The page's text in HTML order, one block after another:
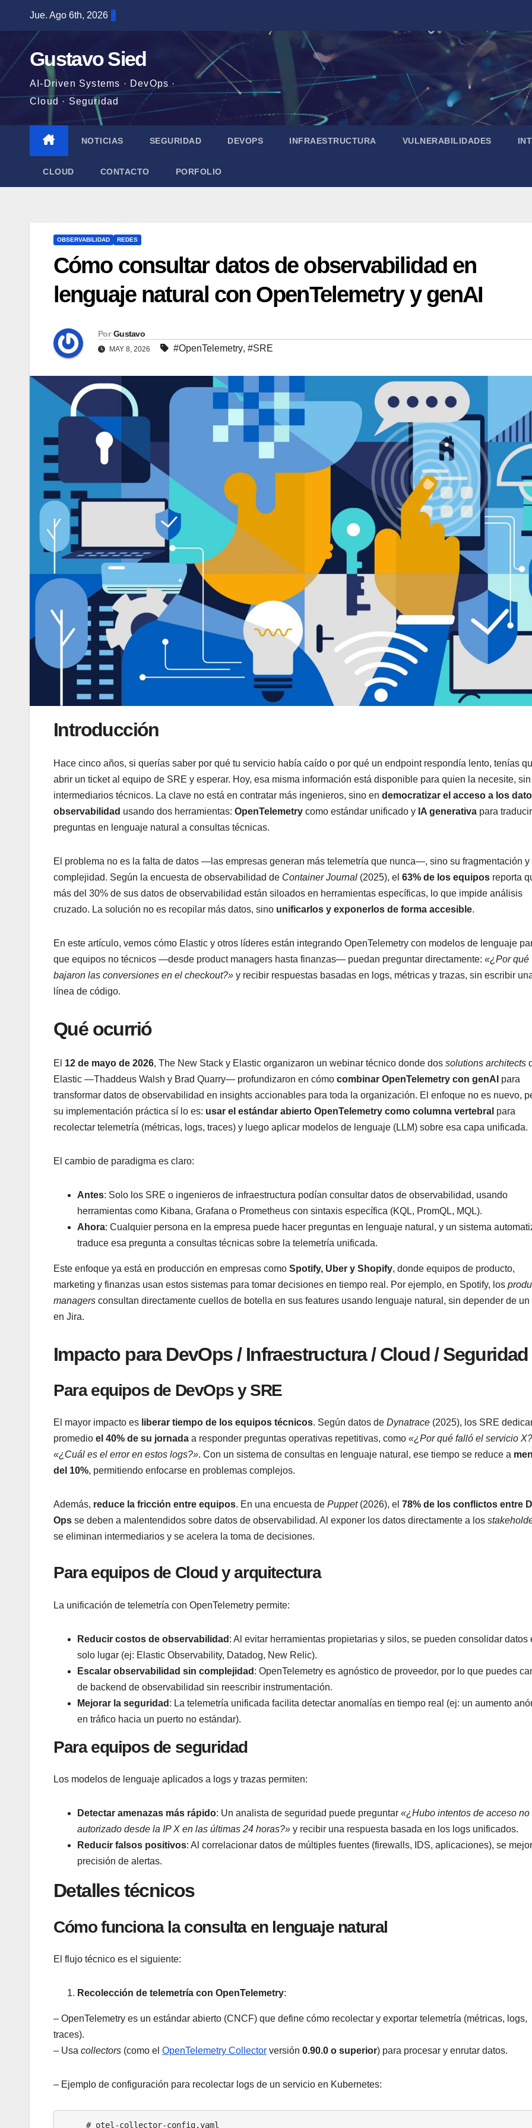
contenido
Jue. Ago 6th, 2026
Gustavo Sied
AI-Driven Systems · DevOps ·
Cloud · Seguridad
NOTICIAS SEGURIDAD DEVOPS INFRAESTRUCTURA VULNERABILIDADES
CLOUD CONTACTO PORFOLIO
OBSERVABILIDAD REDES
Cómo consultar datos de observabilidad en
lenguaje natural con OpenTelemetry y genAI
Por Gustavo
MAY 8, 2026 #OpenTelemetry, #SRE
Introducción
Hace cinco años, si querías saber por qué tu servicio había caído o por qué un endpoint respondía lento, tenías
abrir un ticket al equipo de SRE y esperar. Hoy, esa misma información está disponible para quien la necesite, sin
intermediarios técnicos. La clave no está en contratar más ingenieros, sino en democratizar el acceso a los
observabilidad usando dos herramientas: OpenTelemetry como estándar unificado y IA generativa para traducir
preguntas en lenguaje natural a consultas técnicas.
El problema no es la falta de datos —las empresas generan más telemetría que nunca—, sino su fragmentación y
complejidad. Según la encuesta de observabilidad de Container Journal (2025), el 63% de los equipos reporta
más del 30% de sus datos de observabilidad están siloados en herramientas específicas, lo que impide análisis
cruzado. La solución no es recopilar más datos, sino unificarlos y exponerlos de forma accesible.
En este artículo, vemos cómo Elastic y otros líderes están integrando OpenTelemetry con modelos de lenguaje
que equipos no técnicos —desde product managers hasta finanzas— puedan preguntar directamente: «¿Por qué
bajaron las conversiones en el checkout?» y recibir respuestas basadas en logs, métricas y trazas, sin escribir
línea de código.
Qué ocurrió
El 12 de mayo de 2026, The New Stack y Elastic organizaron un webinar técnico donde dos solutions architects
Elastic —Thaddeus Walsh y Brad Quarry— profundizaron en cómo combinar OpenTelemetry con genAI para
transformar datos de observabilidad en insights accionables para toda la organización. El enfoque no es nuevo,
su implementación práctica sí lo es: usar el estándar abierto OpenTelemetry como columna vertebral para
recolectar telemetría (métricas, logs, traces) y luego aplicar modelos de lenguaje (LLM) sobre esa capa unificada.
El cambio de paradigma es claro:
Antes: Solo los SRE o ingenieros de infraestructura podían consultar datos de observabilidad, usando
herramientas como Kibana, Grafana o Prometheus con sintaxis específica (KQL, PromQL, MQL).
Ahora: Cualquier persona en la empresa puede hacer preguntas en lenguaje natural, y un sistema
traduce esa pregunta a consultas técnicas sobre la telemetría unificada.
Este enfoque ya está en producción en empresas como Spotify, Uber y Shopify, donde equipos de producto,
marketing y finanzas usan estos sistemas para tomar decisiones en tiempo real. Por ejemplo, en Spotify, los
managers consultan directamente cuellos de botella en sus features usando lenguaje natural, sin depender de un
en Jira.
Impacto para DevOps / Infraestructura / Cloud / Seguridad
Para equipos de DevOps y SRE
El mayor impacto es liberar tiempo de los equipos técnicos. Según datos de Dynatrace (2025), los SRE
promedio el 40% de su jornada a responder preguntas operativas repetitivas, como «¿Por qué falló el servicio
«¿Cuál es el error en estos logs?». Con un sistema de consultas en lenguaje natural, ese tiempo se reduce a
del 10%, permitiendo enfocarse en problemas complejos.
Además, reduce la fricción entre equipos. En una encuesta de Puppet(2026), el 78% de los conflictos entre
Ops se deben a malentendidos sobre datos de observabilidad. Al exponer los datos directamente a los
se eliminan intermediarios y se acelera la toma de decisiones.
Para equipos de Cloud y arquitectura
La unificación de telemetría con OpenTelemetry permite:
Reducir costos de observabilidad : Al evitar herramientas propietarias y silos, se pueden consolidar datos
solo lugar (ej: Elastic Observability, Datadog, New Relic).
Escalar observabilidad sin complejidad : OpenTelemetry es agnóstico de proveedor, por lo que puedes
de backend de observabilidad sin reescribir instrumentación.
Mejorar la seguridad : La telemetría unificada facilita detectar anomalías en tiempo real (ej: un aumento
en tráfico hacia un puerto no estándar).
Para equipos de seguridad
Los modelos de lenguaje aplicados a logs y trazas permiten:
Detectar amenazas más rápido: Un analista de seguridad puede preguntar «¿Hubo intentos de acceso no
autorizado desde la IP X en las últimas 24 horas?» y recibir una respuesta basada en los logs unificados.
Reducir falsos positivos: Al correlacionar datos de múltiples fuentes (firewalls, IDS, aplicaciones), se
precisión de alertas.
Detalles técnicos
Cómo funciona la consulta en lenguaje natural
El flujo técnico es el siguiente:
Recolección de telemetría con OpenTelemetry:
– OpenTelemetry es un estándar abierto (CNCF) que define cómo recolectar y exportar telemetría (métricas, logs,
traces).
– Usa collectors (como el OpenTelemetry Collector versión 0.90.0 o superior) para procesar y enrutar datos.
– Ejemplo de configuración para recolectar logs de un servicio en Kubernetes: